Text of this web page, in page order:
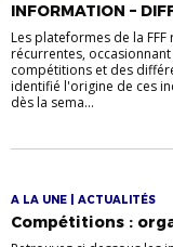
INFORMATION –
Les plateformes de la
récurrentes,
compétitions et des
identifié l'origine de ces
dès la sema...
A LA UNE | ACTUALITÉS
Compétitions :